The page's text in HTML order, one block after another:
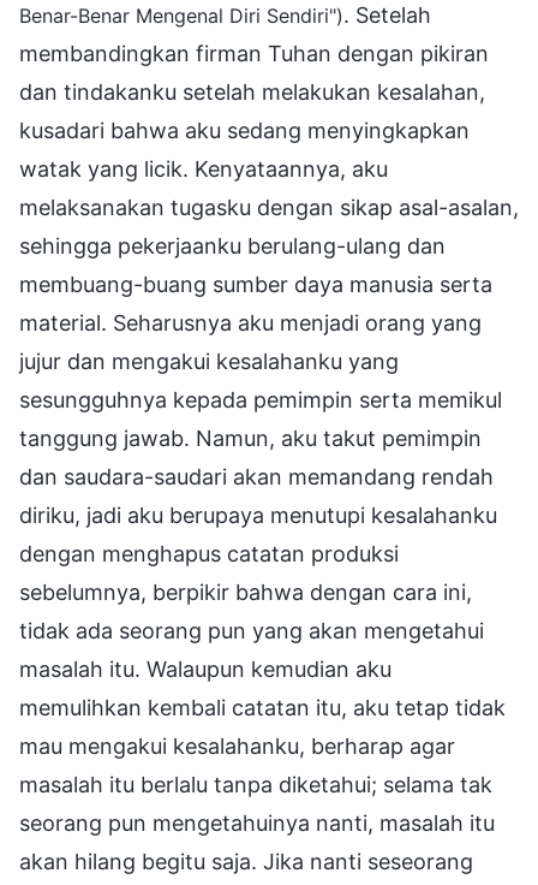
Benar-Benar Mengenal Diri Sendiri"). Setelah
membandingkan firman Tuhan dengan pikiran
dan tindakanku setelah melakukan kesalahan,
kusadari bahwa aku sedang menyingkapkan
watak yang licik. Kenyataannya, aku
melaksanakan tugasku dengan sikap asal-asalan,
sehingga pekerjaanku berulang-ulang dan
membuang-buang sumber daya manusia serta
material. Seharusnya aku menjadi orang yang
jujur dan mengakui kesalahanku yang
sesungguhnya kepada pemimpin serta memikul
tanggung jawab. Namun, aku takut pemimpin
dan saudara-saudari akan memandang rendah
diriku, jadi aku berupaya menutupi kesalahanku
dengan menghapus catatan produksi
sebelumnya, berpikir bahwa dengan cara ini,
tidak ada seorang pun yang akan mengetahui
masalah itu. Walaupun kemudian aku
memulihkan kembali catatan itu, aku tetap tidak
mau mengakui kesalahanku, berharap agar
masalah itu berlalu tanpa diketahui; selama tak
seorang pun mengetahuinya nanti, masalah itu
akan hilang begitu saja. Jika nanti seseorang